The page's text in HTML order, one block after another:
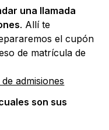
una llamada
. Allí te
el cupón
de matrícula de
admisiones
son sus